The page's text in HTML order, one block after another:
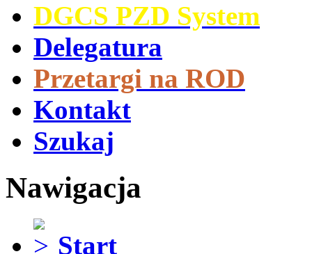
DGCS PZD System
Delegatura
Przetargi na ROD
Kontakt
Szukaj
Nawigacja
Start